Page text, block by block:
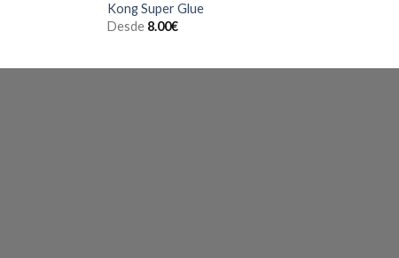
Kong Super Glue
Desde 8.00€